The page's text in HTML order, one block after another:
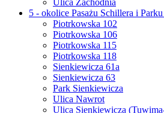
5 - okolice Pasażu Schillera i
Piotrkowska 102
Piotrkowska 106
Piotrkowska 115
Piotrkowska 118
Sienkiewicza 61a
Sienkiewicza 63
Park Sienkiewicza
Ulica Nawrot
Ulica Sienkiewicza